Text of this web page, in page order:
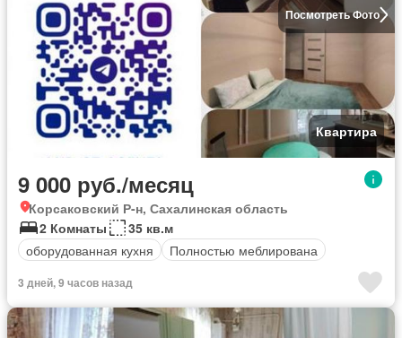
Посмотреть Фото
Квартира
9 000 руб./месяц
Корсаковский Р-н, Сахалинская область
2 Комнаты
35 кв.м
оборудованная кухня
Полностью меблирована
3 дней, 9 часов назад